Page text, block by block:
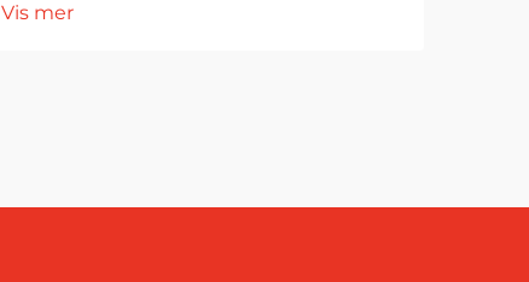
innkjøpsprosess og storstilt
Vis mer